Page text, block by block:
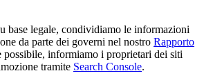
base legale, condividiamo le informazioni
da parte dei governi nel nostro Rapporto
possibile, informiamo i proprietari dei siti
tramite Search Console.